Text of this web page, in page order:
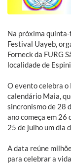
Na próxima
Festival Uayeb,
Forneck da FURG
localidade de
O evento celebra o
calendário Maia,
sincronismo de 28
ano começa em 26
25 de julho um dia
A data reúne
para celebrar a